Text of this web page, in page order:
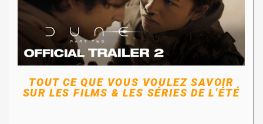
TOUT CE QUE VOUS VOULEZ SAVOIR
SUR LES FILMS & LES SÉRIES DE L’ÉTÉ